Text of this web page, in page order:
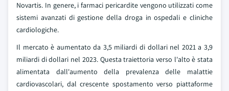
Novartis. In genere, i farmaci pericardite vengono utilizzati come
sistemi avanzati di gestione della droga in ospedali e cliniche
cardiologiche.
Il mercato è aumentato da 3,5 miliardi di dollari nel 2021 a 3,9
miliardi di dollari nel 2023. Questa traiettoria verso l'alto è stata
alimentata dall'aumento della prevalenza delle malattie
cardiovascolari, dal crescente spostamento verso piattaforme